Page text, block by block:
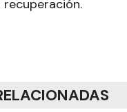
recuperación.